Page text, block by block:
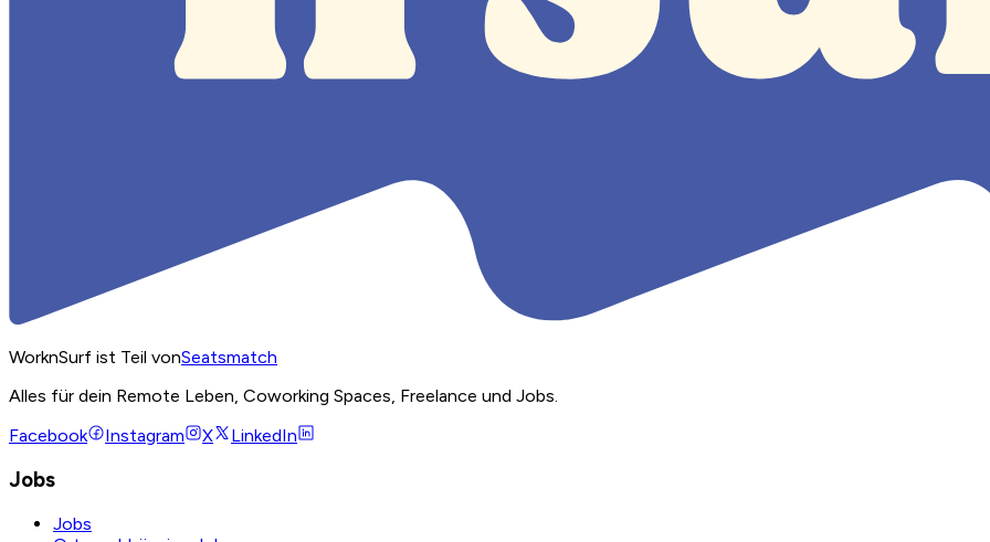
WorknSurf ist Teil vonSeatsmatch
Alles für dein Remote Leben, Coworking Spaces, Freelance und Jobs.
Facebook
Instagram X LinkedIn
Jobs
Jobs